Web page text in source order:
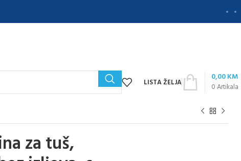
LISTA ŽELJA 0Artikala
0,00KM
za tuš,